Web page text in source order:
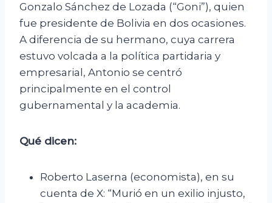
Gonzalo Sánchez de Lozada (“Goni”), quien
fue presidente de Bolivia en dos ocasiones.
A diferencia de su hermano, cuya carrera
estuvo volcada a la política partidaria y
empresarial, Antonio se centró
principalmente en el control
gubernamental y la academia.
Qué dicen:
Roberto Laserna (economista), en su
cuenta de X: “Murió en un exilio injusto,